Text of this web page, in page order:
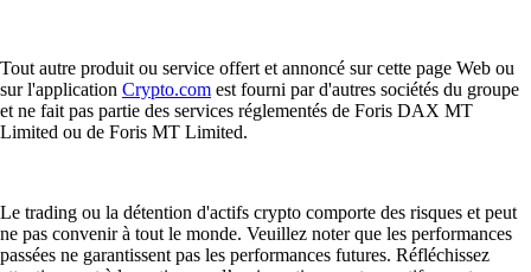
Tout autre produit ou service offert et annoncé sur cette page Web ou
sur l'application Crypto.com est fourni par d'autres sociétés du groupe
et ne fait pas partie des services réglementés de Foris DAX MT
Limited ou de Foris MT Limited.
Le trading ou la détention d'actifs crypto comporte des risques et peut
ne pas convenir à tout le monde. Veuillez noter que les performances
passées ne garantissent pas les performances futures. Réfléchissez